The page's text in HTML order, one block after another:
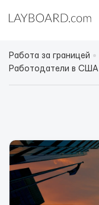
Работа за границей
Работодатели в США